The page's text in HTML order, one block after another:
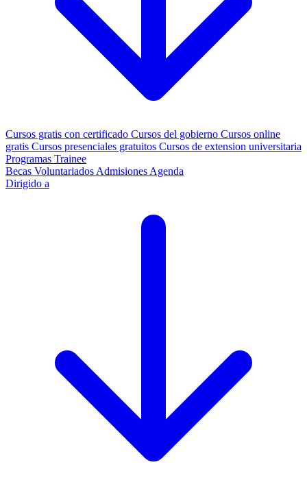
Cursos gratis con certificado Cursos del gobierno Cursos online
gratis Cursos presenciales gratuitos Cursos de extension universitaria
Programas Trainee
Becas Voluntariados Admisiones Agenda
Dirigido a